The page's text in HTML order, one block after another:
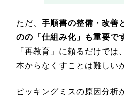
ただ、 手順書の整備・改善
のの「仕組み化」も重要で
「再教育」に頼るだけでは
本からなくすことは難しい
ピッキングミスの原因分析